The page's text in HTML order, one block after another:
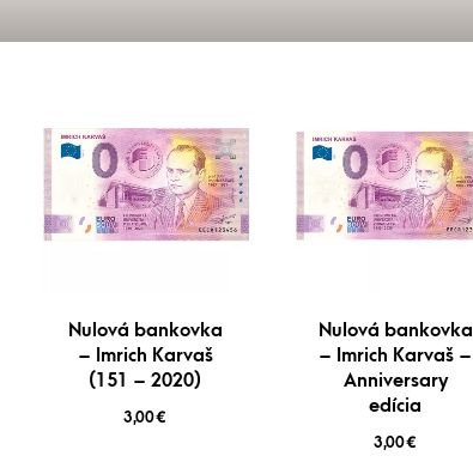
Nulová bankovka
– Imrich Karvaš
(151 – 2020)
3,00€
Nulová bankovka
– Imrich Karvaš –
Anniversary
edícia
3,00€